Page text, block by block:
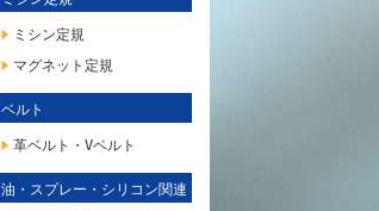
ミシン定規
マグネット定規
ベルト
革ベルト・Vベルト
油・スプレー・シリコン関連